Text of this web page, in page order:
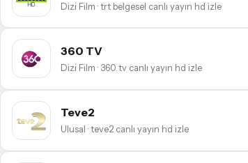
Dizi Film · trt belgesel canlı yayın hd izle
360 TV
Dizi Film · 360 tv canlı yayın hd izle
Teve2
Ulusal · teve2 canlı yayın hd izle